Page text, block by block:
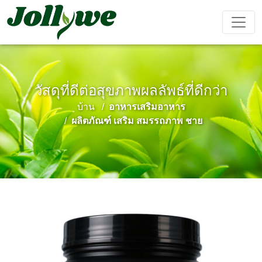
ยา แก้ ท้อง
ผูก
อาหาร
เสริม ลด
น้ำหนัก
อาหาร
เสริม ความ
งาม
อาหาร
เสริม
ภูมิคุ้มกัน
ผลิตภัณฑ์
เสริม
สมรรถภาพ
ชาย
การ ป้องกัน
โรค หัวใจ
และ หลอด
เครื่อง ช่วย
นอน หลับ
อาหาร
เสริม
สำหรับ เด็ก
ยา เม็ด แคปซูล ผง ชง เครื่อง ดื่ม
เครื่อง ดื่ม ถุง ชา เยล ลี่
วัสดุที่ดีต่อสุขภาพผลลัพธ์ที่ดีกว่า
บ้าน
อาหารเสริมอาหาร
ผลิตภัณฑ์ เสริม สมรรถภาพ ชาย